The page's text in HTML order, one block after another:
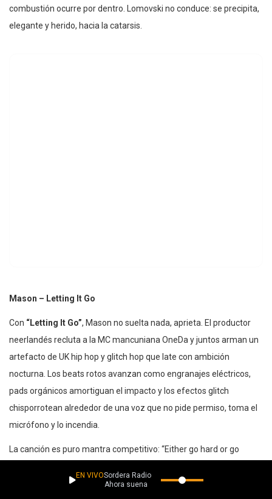
combustión ocurre por dentro. Lomovski no conduce: se precipita,
elegante y herido, hacia la catarsis.
Mason – Letting It Go
Con “Letting It Go”, Mason no suelta nada, aprieta. El productor
neerlandés recluta a la MC mancuniana OneDa y juntos arman un
artefacto de UK hip hop y glitch hop que late con ambición
nocturna. Los beats rotos avanzan como engranajes eléctricos,
pads orgánicos amortiguan el impacto y los efectos glitch
chisporrotean alrededor de una voz que no pide permiso, toma el
micrófono y lo incendia.
La canción es puro mantra competitivo: “Either go hard or go
Hay herencia de club global, la misma energía que Mason ha
EN VIVOSordera Radio
Ahora suena